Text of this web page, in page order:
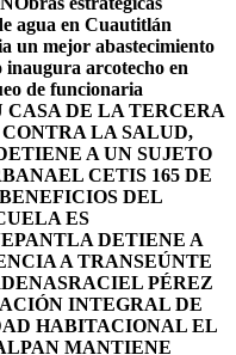
agua en Cuautitlán
un mejor abastecimiento
inaugura arcotecho en
de funcionaria
CASA DE LA TERCERA
LA SALUD,
A UN SUJETO
EL CETIS 165 DE
DEL
ES
DETIENE A
A TRANSEÚNTE
RACIEL PÉREZ
INTEGRAL DE
HABITACIONAL EL
MANTIENE